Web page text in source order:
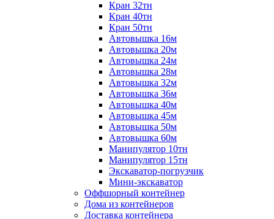
Кран 32тн
Кран 40тн
Кран 50тн
Автовышка 16м
Автовышка 20м
Автовышка 24м
Автовышка 28м
Автовышка 32м
Автовышка 36м
Автовышка 40м
Автовышка 45м
Автовышка 50м
Автовышка 60м
Манипулятор 10тн
Манипулятор 15тн
Экскаватор-погрузчик
Мини-экскаватор
Оффшорный контейнер
Дома из контейнеров
Доставка контейнера